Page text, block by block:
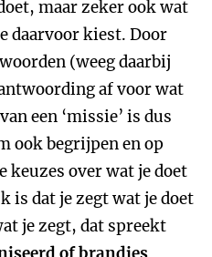
maar zeker ook wat
daarvoor kiest. Door
(weeg daarbij
af voor wat
een ‘missie’ is dus
ook begrijpen en op
keuzes over wat je doet
is dat je zegt wat je doet
je zegt, dat spreekt